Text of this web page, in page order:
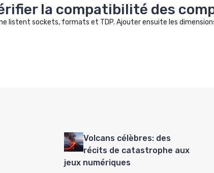
la compatibilité des
listent sockets, formats et TDP. Ajouter ensuite les
Volcans célèbres: des
récits de catastrophe aux
jeux numériques